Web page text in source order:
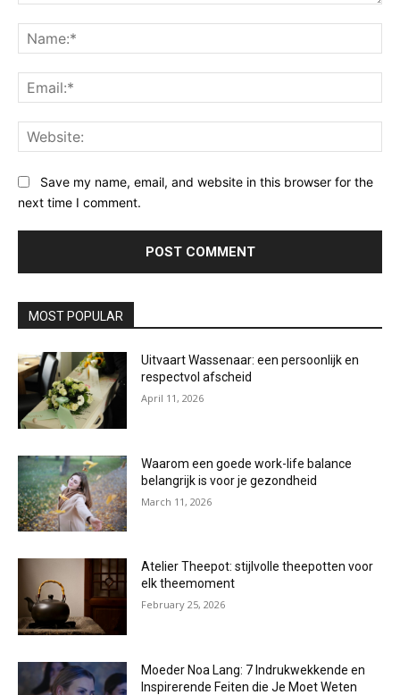
Save my name, email, and website in this browser for the
next time I comment.
MOST POPULAR
Uitvaart Wassenaar: een persoonlijk en
respectvol afscheid
April 11, 2026
Waarom een goede work-life balance
belangrijk is voor je gezondheid
March 11, 2026
Atelier Theepot: stijlvolle theepotten voor
elk theemoment
February 25, 2026
Moeder Noa Lang: 7 Indrukwekkende en
Inspirerende Feiten die Je Moet Weten